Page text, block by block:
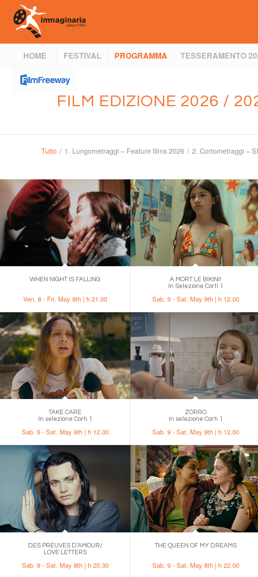
HOME FESTIVAL PROGRAMMA TESSERAMENTO
FILM EDIZIONE 2026 /
Tutto / 1. Lungometraggi – Feature films 2026 / 2. Cortometraggi –
WHEN NIGHT IS FALLING
Ven. 8 - Fri. May 8th | h 21.00
A MORT LE BIKINI!
In Selezione Corti 1
Sab. 9 - Sat. May 9th | h 12.00
TAKE CARE
In selezione Corti 1
Sab. 9 - Sat. May 9th | h 12.00
ZORRO
In selezione Corti 1
Sab. 9 - Sat. May 9th | h 12.00
DES PREUVES D’AMOUR/
LOVE LETTERS
Sab. 9 - Sat. May 8th | h 20.30
THE QUEEN OF MY DREAMS
Sab. 9 - Sat. May 8th | h 22.00